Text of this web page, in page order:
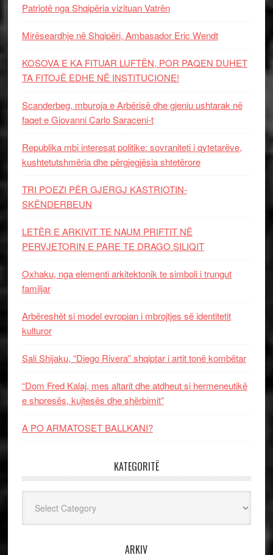
Patriotë nga Shqipëria vizituan Vatrën
Mirëseardhje në Shqipëri, Ambasador Eric Wendt
KOSOVA E KA FITUAR LUFTËN, POR PAQEN DUHET
TA FITOJË EDHE NË INSTITUCIONE!
Scanderbeg, mburoja e Arbërisë dhe gjeniu ushtarak në
faqet e Giovanni Carlo Saraceni-t
Republika mbi interesat politike: sovraniteti i qytetarëve,
kushtetutshmëria dhe përgjegjësia shtetërore
TRI POEZI PËR GJERGJ KASTRIOTIN-
SKËNDERBEUN
LETËR E ARKIVIT TE NAUM PRIFTIT NË
PERVJETORIN E PARE TE DRAGO SILIQIT
Oxhaku, nga elementi arkitektonik te simboli i trungut
familjar
Arbëreshët si model evropian i mbrojtjes së identitetit
kulturor
Sali Shijaku, “Diego Rivera” shqiptar i artit tonë kombëtar
“Dom Fred Kalaj, mes altarit dhe atdheut si hermeneutikë
e shpresës, kujtesës dhe shërbimit”
A PO ARMATOSET BALLKANI?
KATEGORITË
ARKIV